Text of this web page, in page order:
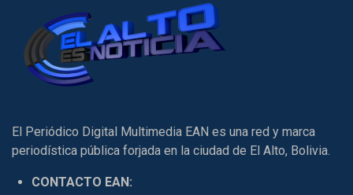
El Periódico Digital Multimedia EAN es una red y marca
periodística pública forjada en la ciudad de El Alto, Bolivia.
CONTACTO EAN: